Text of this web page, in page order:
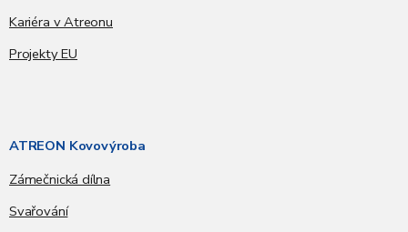
Kariéra v Atreonu
Projekty EU
ATREON Kovovýroba
Zámečnická dílna
Svařování